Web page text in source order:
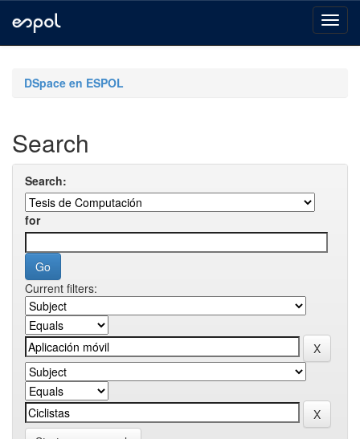
navigationDSpace en ESPOL
Search
Search:
for
Current filters: